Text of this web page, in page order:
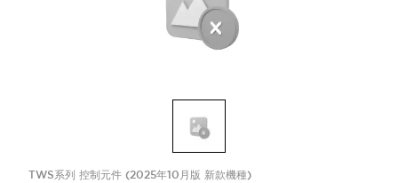
TWS系列 控制元件 (2025年10月版 新款機種)